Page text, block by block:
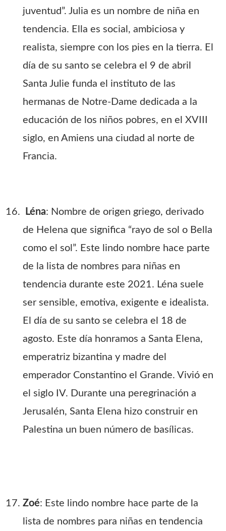
juventud”. Julia es un nombre de niña en
tendencia. Ella es social, ambiciosa y
realista, siempre con los pies en la tierra. El
día de su santo se celebra el 9 de abril
Santa Julie funda el instituto de las
hermanas de Notre-Dame dedicada a la
educación de los niños pobres, en el XVIII
siglo, en Amiens una ciudad al norte de
Francia.
Léna: Nombre de origen griego, derivado
de Helena que significa “rayo de sol o Bella
como el sol”. Este lindo nombre hace parte
de la lista de nombres para niñas en
tendencia durante este 2021. Léna suele
ser sensible, emotiva, exigente e idealista.
El día de su santo se celebra el 18 de
agosto. Este día honramos a Santa Elena,
emperatriz bizantina y madre del
emperador Constantino el Grande. Vivió en
el siglo IV. Durante una peregrinación a
Jerusalén, Santa Elena hizo construir en
Palestina un buen número de basílicas.
Zoé: Este lindo nombre hace parte de la
lista de nombres para niñas en tendencia